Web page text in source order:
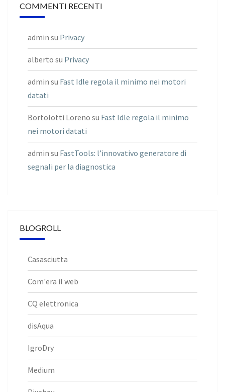
COMMENTI RECENTI
admin su Privacy
alberto su Privacy
admin su Fast Idle regola il minimo nei motori
datati
Bortolotti Loreno su Fast Idle regola il minimo
nei motori datati
admin su FastTools: l’innovativo generatore di
segnali per la diagnostica
BLOGROLL
Casasciutta
Com'era il web
CQ elettronica
disAqua
IgroDry
Medium